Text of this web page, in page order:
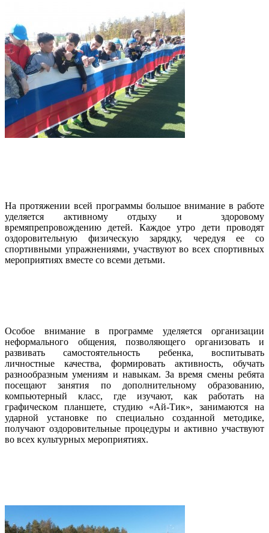
На протяжении всей программы большое внимание в работе
уделяется активному отдыху и здоровому
времяпрепровождению детей. Каждое утро дети проводят
оздоровительную физическую зарядку, чередуя ее со
спортивными упражнениями, участвуют во всех спортивных
мероприятиях вместе со всеми детьми.
Особое внимание в программе уделяется организации
неформального общения, позволяющего организовать и
развивать самостоятельность ребенка, воспитывать
личностные качества, формировать активность, обучать
разнообразным умениям и навыкам. За время смены ребята
посещают занятия по дополнительному образованию,
компьютерный класс, где изучают, как работать на
графическом планшете, студию «Ай-Тик», занимаются на
ударной установке по специально созданной методике,
получают оздоровительные процедуры и активно участвуют
во всех культурных мероприятиях.